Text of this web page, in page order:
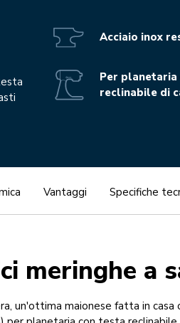
Acciaio inox
Per
reclinabile di
Vantaggi Specifiche
meringhe a
un'ottima maionese fatta in